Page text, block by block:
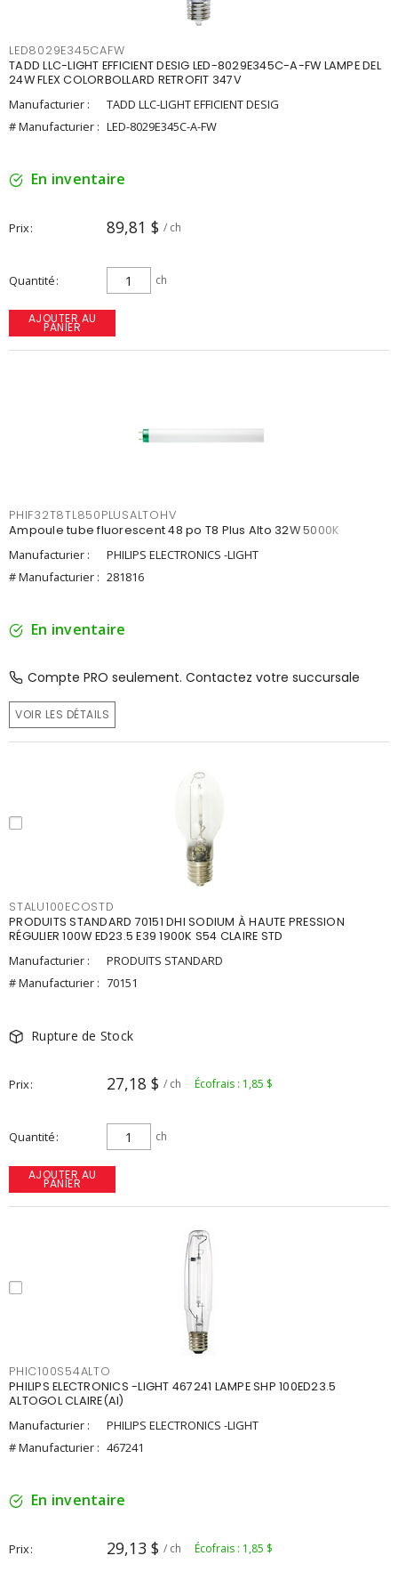
LED8029E345CAFW
TADD LLC-LIGHT EFFICIENT DESIG LED-8029E345C-A-FW LAMPE DEL
24W FLEX COLORBOLLARD RETROFIT 347V
Manufacturier :
TADD LLC-LIGHT EFFICIENT DESIG
# Manufacturier : LED-8029E345C-A-FW
En inventaire
Prix 89,81 $ / ch
Quantité ch
AJOUTER AU
PANIER
PHIF32T8TL850PLUSALTOHV
Ampoule tube fluorescent 48 po T8 Plus Alto 32W 5000K
Manufacturier :
PHILIPS ELECTRONICS -LIGHT
# Manufacturier : 281816
En inventaire
Compte PRO seulement. Contactez votre succursale
VOIR LES DÉTAILS
STALU100ECOSTD
PRODUITS STANDARD 70151 DHI SODIUM À HAUTE PRESSION
RÉGULIER 100W ED23.5 E39 1900K S54 CLAIRE STD
Manufacturier :
PRODUITS STANDARD
# Manufacturier : 70151
Rupture de Stock
Prix 27,18 $ / ch Écofrais : 1,85 $
Quantité ch
AJOUTER AU
PANIER
PHIC100S54ALTO
PHILIPS ELECTRONICS -LIGHT 467241 LAMPE SHP 100ED23.5
ALTOGOL CLAIRE(AI)
Manufacturier :
PHILIPS ELECTRONICS -LIGHT
# Manufacturier : 467241
En inventaire
Prix 29,13 $ / ch Écofrais : 1,85 $